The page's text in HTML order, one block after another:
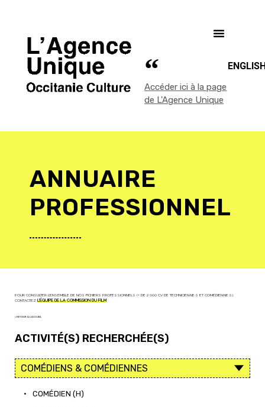
Accéder ici à la page
de L'Agence Unique
ANNUAIRE
PROFESSIONNEL
POUR CONSULTER L'ENSEMBLE DE NOS FICHIERS PROFESSIONNELS (+ DE 2 000 CV DE TECHNICIEN·NE·S ET COMÉDIEN·NE·S),
CONTACTEZ L'ÉQUIPE DE LA COMMISSION DU FILM
< RETOUR À L'ACCUEIL
ACTIVITÉ(S) RECHERCHÉE(S)
• COMÉDIEN (H)